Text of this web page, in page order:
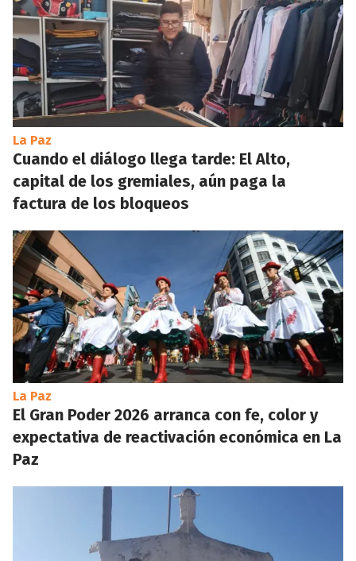
La Paz
Cuando el diálogo llega tarde: El Alto,
capital de los gremiales, aún paga la
factura de los bloqueos
La Paz
El Gran Poder 2026 arranca con fe, color y
expectativa de reactivación económica en La
Paz